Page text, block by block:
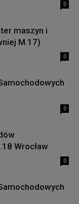
0
maszyn i
M.17)
0
0
Wrocław
0